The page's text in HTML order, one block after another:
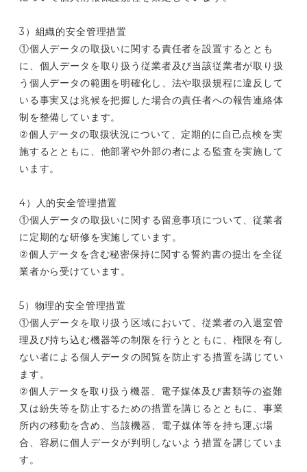
3）組織的安全管理措置
①個人データの取扱いに関する責任者を設置するととも
に、個人データを取り扱う従業者及び当該従業者が取り扱
う個人データの範囲を明確化し、法や取扱規程に違反して
いる事実又は兆候を把握した場合の責任者への報告連絡体
制を整備しています。
②個人データの取扱状況について、定期的に自己点検を実
施するとともに、他部署や外部の者による監査を実施して
います。
4）人的安全管理措置
①個人データの取扱いに関する留意事項について、従業者
に定期的な研修を実施しています。
②個人データを含む秘密保持に関する誓約書の提出を全従
業者から受けています。
5）物理的安全管理措置
①個人データを取り扱う区域において、従業者の入退室管
理及び持ち込む機器等の制限を行うとともに、権限を有し
ない者による個人データの閲覧を防止する措置を講じてい
ます。
②個人データを取り扱う機器、電子媒体及び書類等の盗難
又は紛失等を防止するための措置を講じるとともに、事業
所内の移動を含め、当該機器、電子媒体等を持ち運ぶ場
合、容易に個人データが判明しないよう措置を講じていま
す。